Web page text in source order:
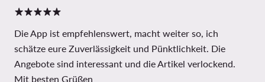
Die App ist empfehlenswert, macht weiter so, ich
schätze eure Zuverlässigkeit und Pünktlichkeit. Die
Angebote sind interessant und die Artikel verlockend.
Mit besten Grüßen